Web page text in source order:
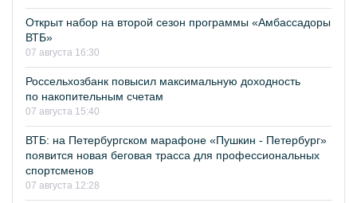
Открыт набор на второй сезон программы «Амбассадоры
ВТБ»
07 августа 16:30
Россельхозбанк повысил максимальную доходность
по накопительным счетам
07 августа 15:40
ВТБ: на Петербургском марафоне «Пушкин - Петербург»
появится новая беговая трасса для профессиональных
спортсменов
07 августа 12:28